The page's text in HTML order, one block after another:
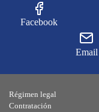
Facebook
Email
Régimen legal
Contratación